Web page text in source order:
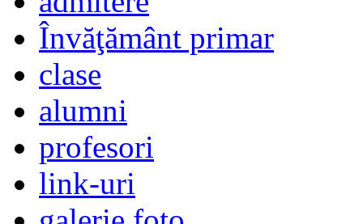
Învăţământ primar
clase
alumni
profesori
link-uri